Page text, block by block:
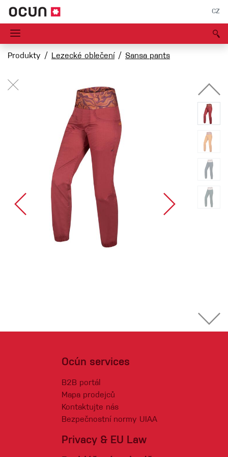
CZ
Produkty Lezecké oblečení Sansa pants
Ocún services
B2B portál
Mapa prodejců
Kontaktujte nás
Bezpečnostní normy UIAA
Privacy & EU Law